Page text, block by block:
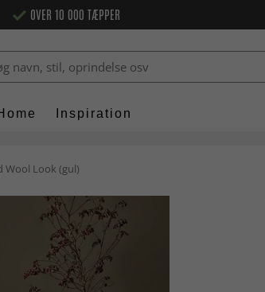
OVER 10 000 TÆPPER
Inspiration
Look (gul)